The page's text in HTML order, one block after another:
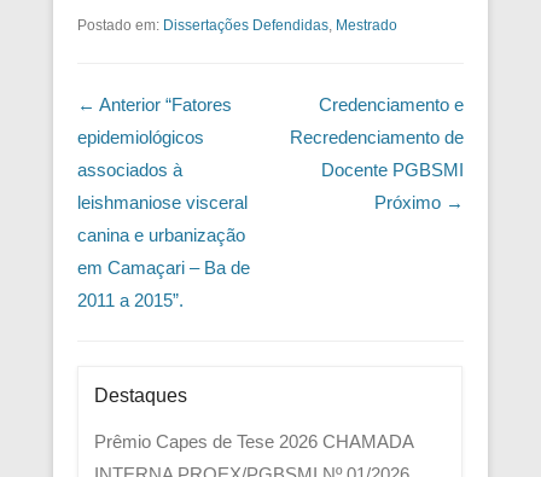
Postado em: Dissertações Defendidas, Mestrado
Navegação das Postagens
← Anterior “Fatores
epidemiológicos
associados à
leishmaniose visceral
canina e urbanização
em Camaçari – Ba de
2011 a 2015”.
Credenciamento e
Recredenciamento de
Docente PGBSMI
Próximo →
Destaques
Prêmio Capes de Tese 2026 CHAMADA